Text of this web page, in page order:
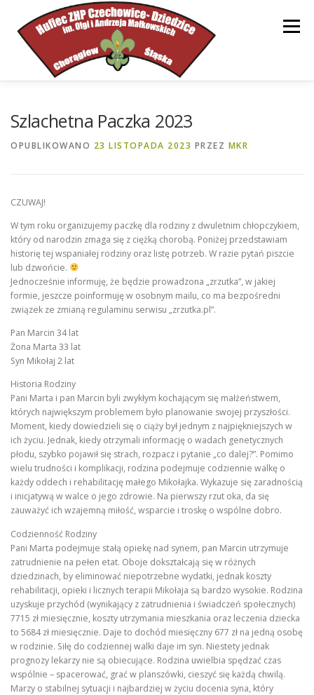
treści
Menu
Szlachetna Paczka 2023
OPUBLIKOWANO 23 LISTOPADA 2023 PRZEZ MKR
CZUWAJ!
W tym roku organizujemy paczkę dla rodziny z dwuletnim chłopczykiem,
który od narodzin zmaga się z ciężką chorobą. Poniżej przedstawiam
historię tej wspaniałej rodziny oraz listę potrzeb. W razie pytań piszcie
lub dzwońcie.
Jednocześnie informuję, że będzie prowadzona „zrzutka”, w jakiej
formie, jeszcze poinformuję w osobnym mailu, co ma bezpośredni
związek ze zmianą regulaminu serwisu „zrzutka.pl”.
Pan Marcin 34 lat
Żona Marta 33 lat
Syn Mikołaj 2 lat
Historia Rodziny
Pani Marta i pan Marcin byli zwykłym kochającym się małżeństwem,
których największym problemem było planowanie swojej przyszłości.
Moment, kiedy dowiedzieli się o ciąży był jednym z najpiękniejszych w
ich życiu. Jednak, kiedy otrzymali informację o wadach genetycznych
płodu, szybko pojawił się strach, rozpacz i pytanie „co dalej?”. Pomimo
wielu trudności i komplikacji, rodzina podejmuje codziennie walkę o
każdy oddech i rehabilitację małego Mikołajka. Wykazuje się zaradnością
i inicjatywą w walce o jego zdrowie. Na pierwszy rzut oka, da się
zauważyć ich wzajemną miłość, wsparcie i troskę o wspólne dobro.
Codzienność Rodziny
Pani Marta podejmuje stałą opiekę nad synem, pan Marcin utrzymuje
zatrudnienie na pełen etat. Oboje dokształcają się w różnych
dziedzinach, by eliminować niepotrzebne wydatki, jednak koszty
rehabilitacji, opieki i licznych terapii Mikołaja są bardzo wysokie. Rodzina
uzyskuje przychód (wynikający z zatrudnienia i świadczeń społecznych)
7715 zł miesięcznie, koszty utrzymania mieszkania oraz leczenia dziecka
to 5684 zł miesięcznie. Daje to dochód miesięczny 677 zł na jedną osobę
w rodzinie. Siłę do codziennej walki daje im syn. Niestety jednak
prognozy lekarzy nie są obiecujące. Rodzina uwielbia spędzać czas
wspólnie – spacerować, grać w planszówki, cieszyć się każdą chwilą.
Marzy o stabilnej sytuacji i najbardziej w życiu docenia syna, który